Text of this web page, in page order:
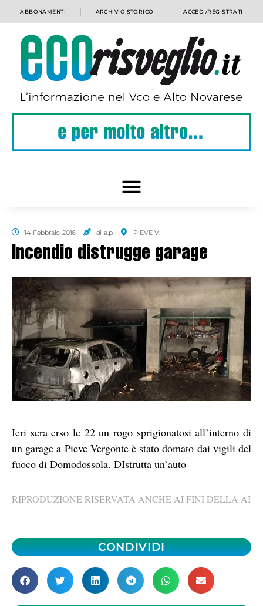
ABBONAMENTI ARCHIVIO STORICO ACCEDI/REGISTRATI
14 Febbraio 2016 di a.p. PIEVE V.
Incendio distrugge garage
Ieri sera erso le 22 un rogo sprigionatosi all’interno di
un garage a Pieve Vergonte è stato domato dai vigili del
fuoco di Domodossola. DIstrutta un’auto
RIPRODUZIONE RISERVATA ANCHE AI FINI DELLA AI
CONDIVIDI